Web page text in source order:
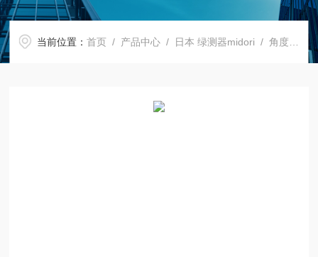
当前位置：首页 / 产品中心 / 日本 绿测器midori /角度传感器